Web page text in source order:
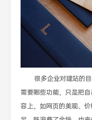
很多企业对建站的目
需要哪些功能，只是把
容上，如网页的美观、